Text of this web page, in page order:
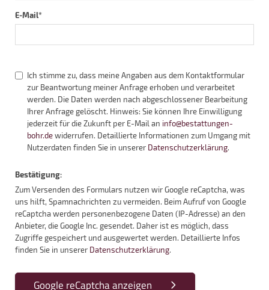
E-Mail*
Ich stimme zu, dass meine Angaben aus dem Kontaktformular
zur Beantwortung meiner Anfrage erhoben und verarbeitet
werden. Die Daten werden nach abgeschlossener Bearbeitung
Ihrer Anfrage gelöscht. Hinweis: Sie können Ihre Einwilligung
jederzeit für die Zukunft per E-Mail an info@bestattungen-
bohr.dewiderrufen. Detaillierte Informationen zum Umgang mit
Nutzerdaten finden Sie in unserer Datenschutzerklärung.
Bestätigung:
Zum Versenden des Formulars nutzen wir Google reCaptcha, was
uns hilft, Spamnachrichten zu vermeiden. Beim Aufruf von Google
reCaptcha werden personenbezogene Daten (IP-Adresse) an den
Anbieter, die Google Inc. gesendet. Daher ist es möglich, dass
Zugriffe gespeichert und ausgewertet werden. Detaillierte Infos
finden Sie in unserer Datenschutzerklärung.
Google reCaptcha anzeigen